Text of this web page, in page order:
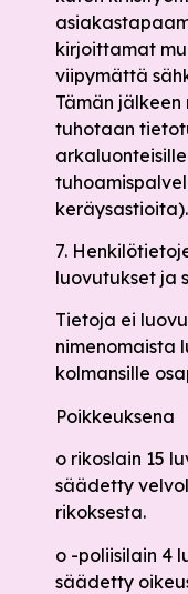
kirjoittamat
viipymättä
Tämän
tuhotaan
keräysastioita).
7.
luovutukset ja
Tietoja ei
nimenomaista
kolmansille
Poikkeuksena
o rikoslain 15
säädetty
rikoksesta.
o -poliisilain 4
säädetty